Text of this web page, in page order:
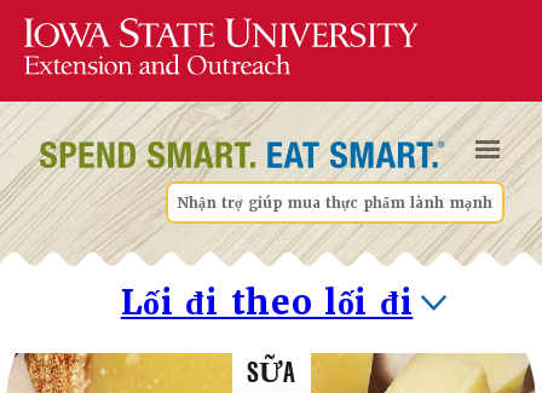
Nhận trợ giúp mua thực phẩm lành mạnh
Lối đi theo lối đi
SỮA